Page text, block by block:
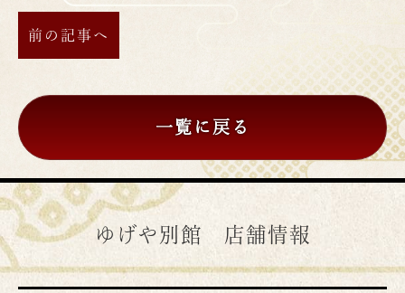
前の記事へ
一覧に戻る
ゆげや別館 店舗情報